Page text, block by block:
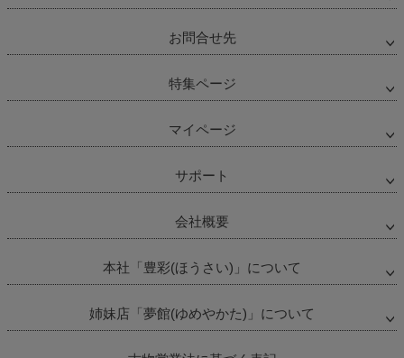
お問合せ先
特集ページ
マイページ
サポート
会社概要
本社「豊彩(ほうさい)」について
姉妹店「夢館(ゆめやかた)」について